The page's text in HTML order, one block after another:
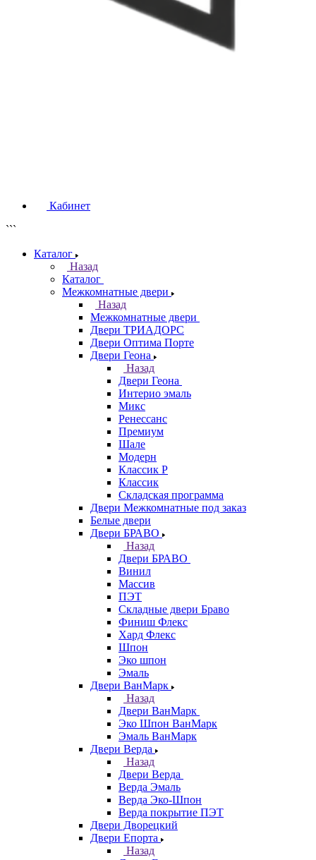
Кабинет
```
Каталог
Назад
Каталог
Межкомнатные двери
Назад
Межкомнатные двери
Двери ТРИАДОРС
Двери Оптима Порте
Двери Геона
Назад
Двери Геона
Интерио эмаль
Микс
Ренессанс
Премиум
Шале
Модерн
Классик Р
Классик
Складская программа
Двери Межкомнатные под заказ
Белые двери
Двери БРАВО
Назад
Двери БРАВО
Винил
Массив
ПЭТ
Складные двери Браво
Финиш Флекс
Хард Флекс
Шпон
Эко шпон
Эмаль
Двери ВанМарк
Назад
Двери ВанМарк
Эко Шпон ВанМарк
Эмаль ВанМарк
Двери Верда
Назад
Двери Верда
Верда Эмаль
Верда Эко-Шпон
Верда покрытие ПЭТ
Двери Дворецкий
Двери Епорта
Назад